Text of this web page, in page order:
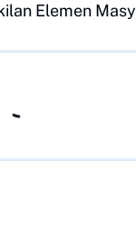
Elemen